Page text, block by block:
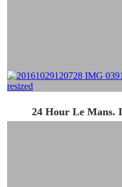
24 Hour Le Mans.